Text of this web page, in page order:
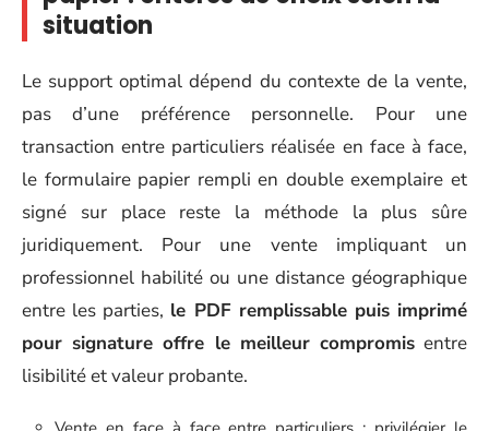
situation
Le support optimal dépend du contexte de la vente,
pas d’une préférence personnelle. Pour une
transaction entre particuliers réalisée en face à face,
le formulaire papier rempli en double exemplaire et
signé sur place reste la méthode la plus sûre
juridiquement. Pour une vente impliquant un
professionnel habilité ou une distance géographique
entre les parties, le PDF remplissable puis imprimé
pour signature offre le meilleur compromisentre
lisibilité et valeur probante.